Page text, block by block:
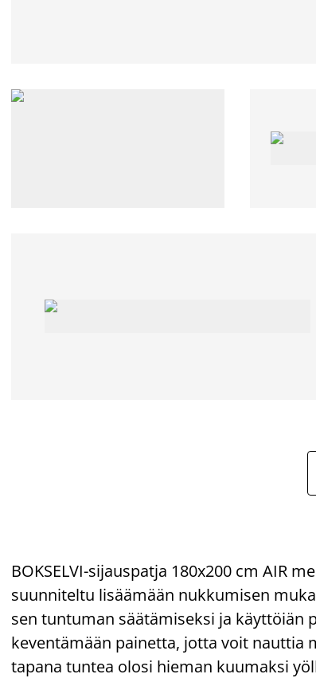
BOKSELVI-sijauspatja 180x200 cm AIR
suunniteltu lisäämään nukkumisen
sen tuntuman säätämiseksi ja käyttöiän
keventämään painetta, jotta voit nauttia
tapana tuntea olosi hieman kuumaksi